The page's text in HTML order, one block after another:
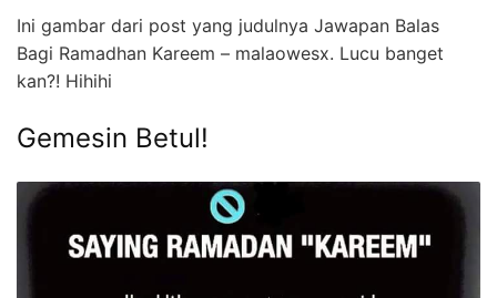
Ini gambar dari post yang judulnya Jawapan Balas
Bagi Ramadhan Kareem – malaowesx. Lucu banget
kan?! Hihihi
Gemesin Betul!